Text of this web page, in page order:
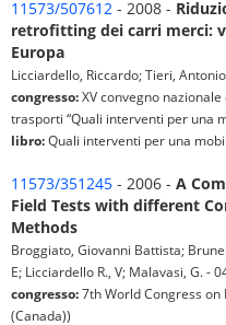
11573/507612 - 2008 -
retrofitting dei carri merci:
Europa
Licciardello, Riccardo; Tieri,
congresso:XV convegno
trasporti “Quali interventi per una
libro:Quali interventi per una
11573/351245 - 2006 - A
Field Tests with different
Methods
Broggiato, Giovanni Battista;
E; Licciardello R., V; Malavasi, G. -
congresso:7th World Congress on
(Canada))